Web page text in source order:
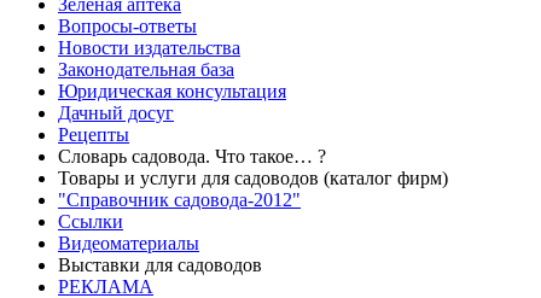
Зелёная аптека
Вопросы-ответы
Новости издательства
Законодательная база
Юридическая консультация
Дачный досуг
Рецепты
Словарь садовода. Что такое… ?
Товары и услуги для садоводов (каталог фирм)
"Справочник садовода-2012"
Ссылки
Видеоматериалы
Выставки для садоводов
РЕКЛАМА